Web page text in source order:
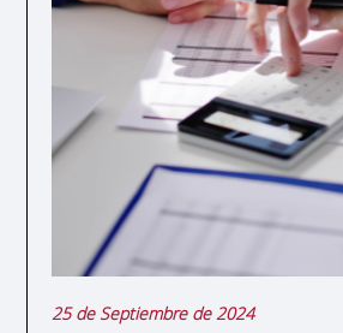
25 de Septiembre de 2024